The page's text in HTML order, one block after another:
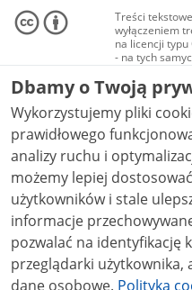
Treści
wyłączeniem
na licencji
- na tych
Materiały
audio i wideo,
Creative
niekomercyjne
NC-ND 4.0), o
Dbamy o Twoją
Wykorzystujemy pliki
prawidłowego
analizy ruchu i optymalizacji
możemy lepiej
użytkowników i stale ulepszać
informacje
pozwalać na identyfikację
przeglądarki użytkownika,
dane osobowe. Polityka